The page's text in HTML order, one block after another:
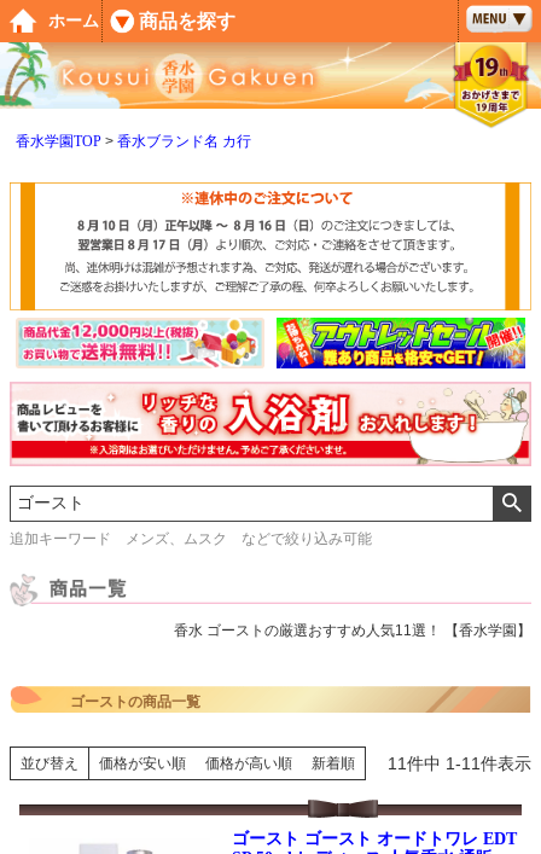
香水学園TOP 香水ブランド名 カ行
追加キーワード メンズ、ムスク などで絞り込み可能
香水 ゴーストの厳選おすすめ人気11選！ 【香水学園】
ゴーストの商品一覧
並び替え 価格が安い順 価格が高い順 新着順 11件中 1-11件表示
ゴースト ゴースト オードトワレ EDT
ペー
ジト
ップ
へ
ホーム 商品を探す